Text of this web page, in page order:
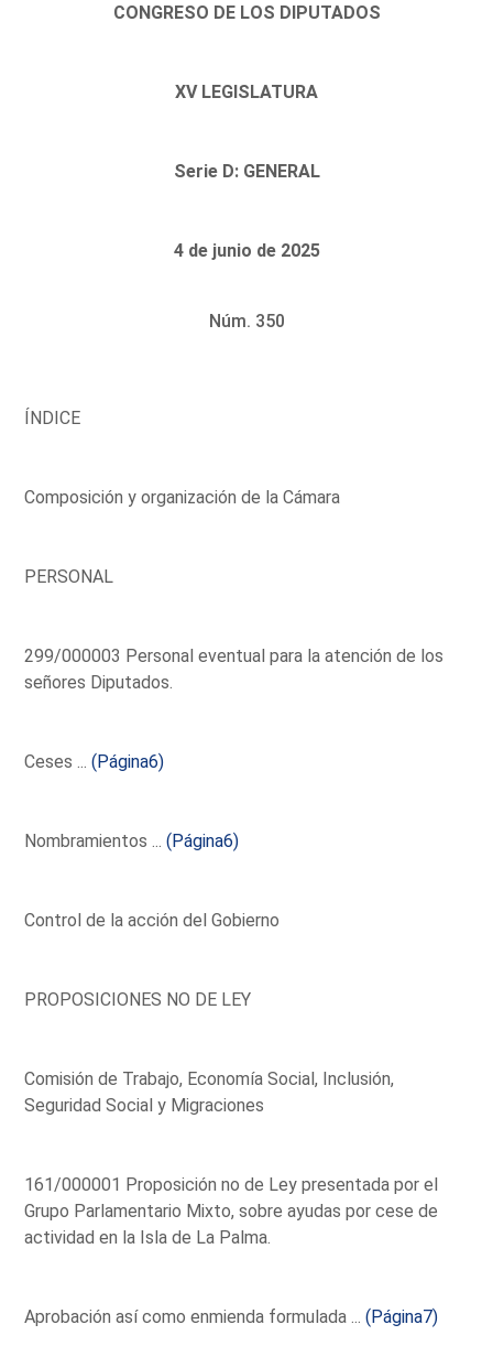
CONGRESO DE LOS DIPUTADOS
XV LEGISLATURA
Serie D: GENERAL
4 de junio de 2025
Núm. 350
ÍNDICE
Composición y organización de la Cámara
PERSONAL
299/000003 Personal eventual para la atención de los
señores Diputados.
Ceses ...(Página6)
Nombramientos ...(Página6)
Control de la acción del Gobierno
PROPOSICIONES NO DE LEY
Comisión de Trabajo, Economía Social, Inclusión,
Seguridad Social y Migraciones
161/000001 Proposición no de Ley presentada por el
Grupo Parlamentario Mixto, sobre ayudas por cese de
actividad en la Isla de La Palma.
Aprobación así como enmienda formulada ...(Página7)